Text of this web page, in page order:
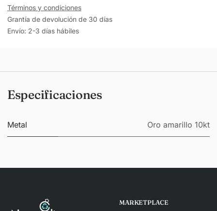
Términos y condiciones
Grantía de devolución de 30 días
Envío: 2-3 días hábiles
Especificaciones
Metal Oro amarillo 10kt
MARKETPLACE